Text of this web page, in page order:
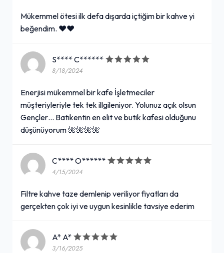
Mükemmel ötesi ilk defa dışarda içtiğim bir kahve yi
beğendim. ♥️♥️
S**** C******
8/18/2024
Enerjisi mükemmel bir kafe İşletmeciler
müşteriyleriyle tek tek illgileniyor. Yolunuz açık olsun
Gençler… Batıkentin en elit ve butik kafesi olduğunu
düşünüyorum 🌺🌺🌺🌺
C**** O******
4/15/2024
Filtre kahve taze demlenip veriliyor fiyatları da
gerçekten çok iyi ve uygun kesinlikle tavsiye ederim
A* A*
3/16/2025